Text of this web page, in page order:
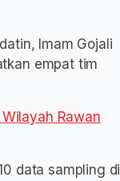
Imam Gojali
empat tim
Rawan
data sampling di